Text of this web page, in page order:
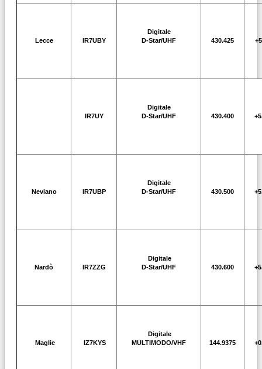
Lecce IR7UBY
Digitale
D-Star/UHF
430.425
IR7UY
Digitale
D-Star/UHF
430.400
Neviano IR7UBP
Digitale
D-Star/UHF
430.500
Nardò IR7ZZG
Digitale
D-Star/UHF
430.600
Maglie IZ7KYS
Digitale
MULTIMODO/VHF
144.9375